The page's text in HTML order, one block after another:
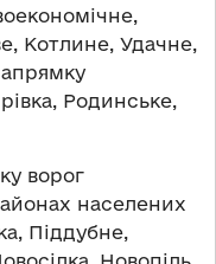
Котлине, Удачне,
Родинське,
ворог
населених
Піддубне,